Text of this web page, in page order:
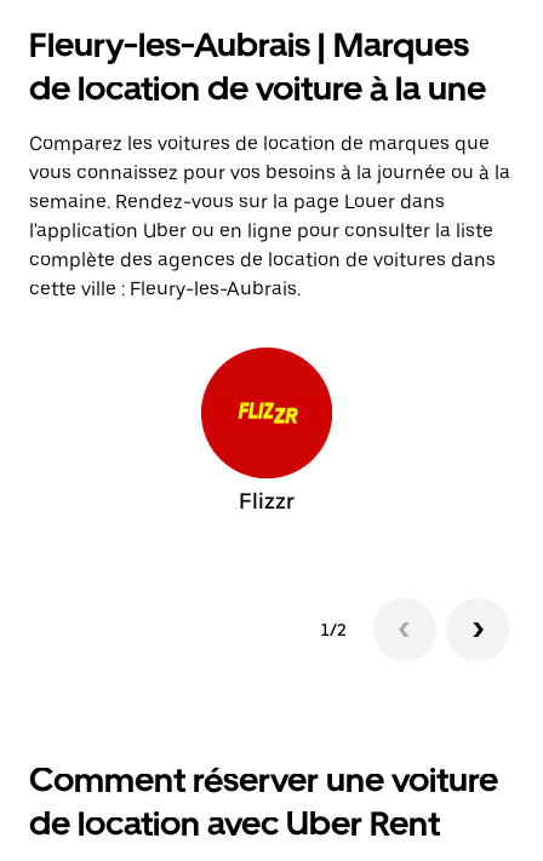
Fleury-les-Aubrais | Marques
de location de voiture à la une
Comparez les voitures de location de marques que
vous connaissez pour vos besoins à la journée ou à la
semaine. Rendez-vous sur la page Louer dans
l'application Uber ou en ligne pour consulter la liste
complète des agences de location de voitures dans
cette ville : Fleury-les-Aubrais.
Flizzr
1/2
Comment réserver une voiture
de location avec Uber Rent